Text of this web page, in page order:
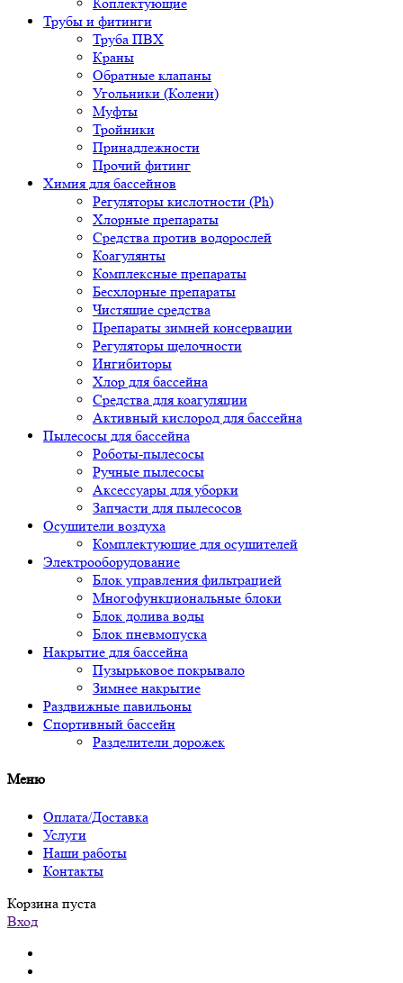
Трубы и фитинги
Труба ПВХ
Краны
Обратные клапаны
Угольники (Колени)
Муфты
Тройники
Принадлежности
Прочий фитинг
Химия для бассейнов
Регуляторы кислотности (Ph)
Хлорные препараты
Средства против водорослей
Коагулянты
Комплексные препараты
Бесхлорные препараты
Чистящие средства
Препараты зимней консервации
Регуляторы щелочности
Ингибиторы
Хлор для бассейна
Средства для коагуляции
Активный кислород для бассейна
Пылесосы для бассейна
Роботы-пылесосы
Ручные пылесосы
Аксессуары для уборки
Запчасти для пылесосов
Осушители воздуха
Комплектующие для осушителей
Электрооборудование
Блок управления фильтрацией
Многофункциональные блоки
Блок долива воды
Блок пневмопуска
Накрытие для бассейна
Пузырьковое покрывало
Зимнее накрытие
Раздвижные павильоны
Спортивный бассейн
Разделители дорожек
Меню
Оплата/Доставка
Услуги
Наши работы
Контакты
Корзина пуста
Вход